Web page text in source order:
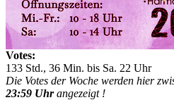
Votes:
133 Std., 36 Min. bis Sa. 22 Uhr
Die Votes der Woche werden hier
23:59 Uhrangezeigt !